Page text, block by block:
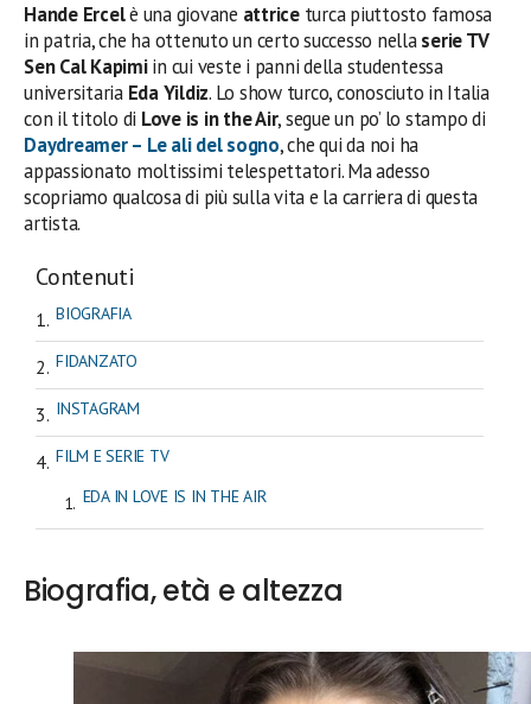
Hande Ercelè una giovane attriceturca piuttosto famosa
in patria, che ha ottenuto un certo successo nellaserie TV
Sen Cal Kapimiin cui veste i panni della studentessa
universitaria Eda Yildiz. Lo show turco, conosciuto in Italia
con il titolo di Love is in the Air, segue un po’ lo stampo di
Daydreamer – Le ali del sogno, che qui da noi ha
appassionato moltissimi telespettatori. Ma adesso
scopriamo qualcosa di più sulla vita e la carriera di questa
artista.
Contenuti
BIOGRAFIA
FIDANZATO
INSTAGRAM
FILM E SERIE TV
EDA IN LOVE IS IN THE AIR
Biografia, età e altezza